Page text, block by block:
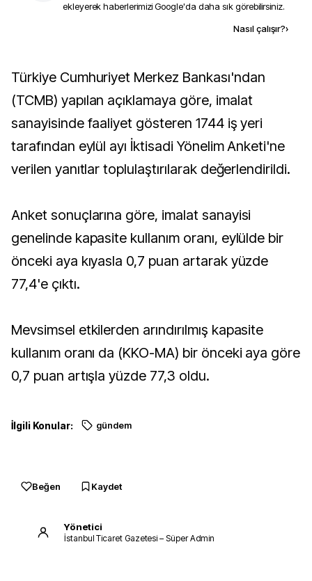
ekleyerek haberlerimizi Google'da daha sık görebilirsiniz.
Nasıl çalışır?›
Türkiye Cumhuriyet Merkez Bankası'ndan
(TCMB) yapılan açıklamaya göre, imalat
sanayisinde faaliyet gösteren 1744 iş yeri
tarafından eylül ayı İktisadi Yönelim Anketi'ne
verilen yanıtlar toplulaştırılarak değerlendirildi.
Anket sonuçlarına göre, imalat sanayisi
genelinde kapasite kullanım oranı, eylülde bir
önceki aya kıyasla 0,7 puan artarak yüzde
77,4'e çıktı.
Mevsimsel etkilerden arındırılmış kapasite
kullanım oranı da (KKO-MA) bir önceki aya göre
0,7 puan artışla yüzde 77,3 oldu.
İlgili Konular: gündem
Beğen Kaydet
Yönetici
İstanbul Ticaret Gazetesi – Süper Admin